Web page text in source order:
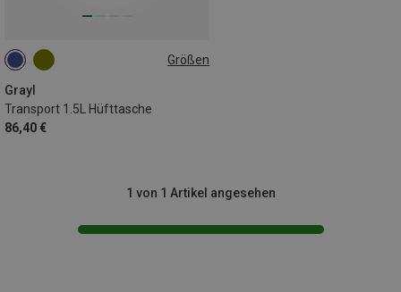
Größen
Grayl
Transport 1.5L Hüfttasche
86,40 €
1,5L
1 von 1 Artikel angesehen